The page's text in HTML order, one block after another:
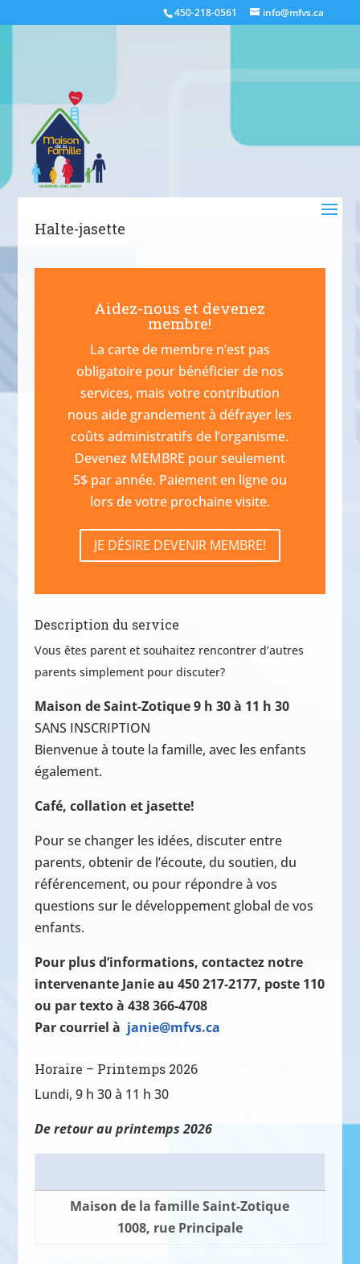
450-218-0561 info@mfvs.ca
Halte-jasette
Aidez-nous et devenez
membre!
La carte de membre n’est pas
obligatoire pour bénéficier de nos
services, mais votre contribution
nous aide grandement à défrayer les
coûts administratifs de l’organisme.
Devenez MEMBRE pour seulement
5$ par année. Paiement en ligne ou
lors de votre prochaine visite.
JE DÉSIRE DEVENIR MEMBRE!
Description du service
Vous êtes parent et souhaitez rencontrer d’autres
parents simplement pour discuter?
Maison de Saint-Zotique 9 h 30 à 11 h 30
SANS INSCRIPTION
Bienvenue à toute la famille, avec les enfants
également.
Café, collation et jasette!
Pour se changer les idées, discuter entre
parents, obtenir de l’écoute, du soutien, du
référencement, ou pour répondre à vos
questions sur le développement global de vos
enfants.
Pour plus d’informations, contactez notre
intervenante Janie au 450 217-2177, poste 110
ou par texto à 438 366-4708
Par courriel à janie@mfvs.ca
Horaire – Printemps 2026
Lundi, 9 h 30 à 11 h 30
De retour au printemps 2026
Maison de la famille Saint-Zotique
1008, rue Principale